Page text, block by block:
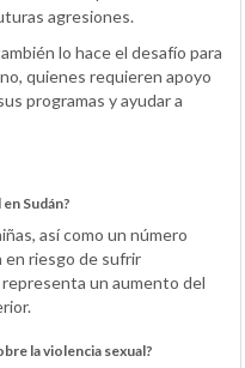
agresiones.
lo hace el desafío para
quienes requieren apoyo
programas y ayudar a
Sudán?
así como un número
en riesgo de sufrir
un aumento del
la violencia sexual?